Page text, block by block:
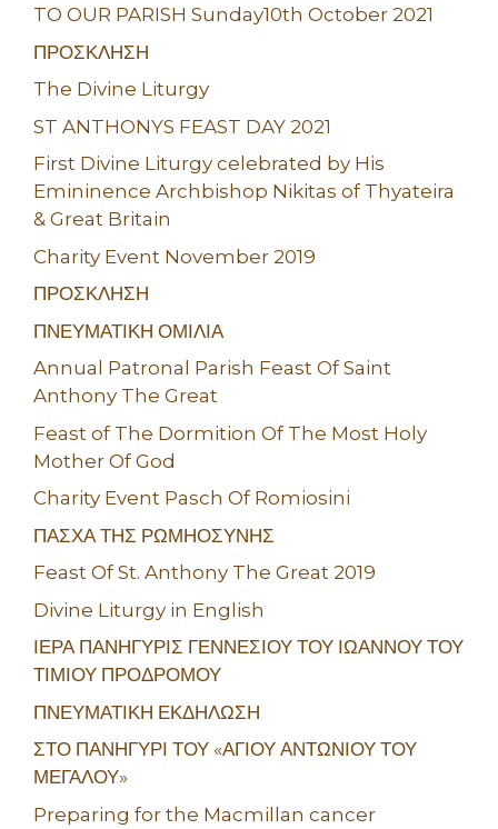
TO OUR PARISH Sunday10th October 2021
ΠΡΟΣΚΛΗΣΗ
The Divine Liturgy
ST ANTHONYS FEAST DAY 2021
First Divine Liturgy celebrated by His
Emininence Archbishop Nikitas of Thyateira
& Great Britain
Charity Event November 2019
ΠΡΟΣΚΛΗΣΗ
ΠΝΕΥΜΑΤΙΚΗ ΟΜΙΛΙΑ
Annual Patronal Parish Feast Of Saint
Anthony The Great
Feast of The Dormition Of The Most Holy
Mother Of God
Charity Event Pasch Of Romiosini
ΠΑΣΧΑ ΤΗΣ ΡΩΜΗΟΣΥΝΗΣ
Feast Of St. Anthony The Great 2019
Divine Liturgy in English
ΙΕΡΑ ΠΑΝΗΓΥΡΙΣ ΓΕΝΝΕΣΙΟΥ ΤΟΥ ΙΩΑΝΝΟΥ ΤΟΥ
ΤΙΜΙΟΥ ΠΡΟΔΡΟΜΟΥ
ΠΝΕΥΜΑΤΙΚΗ ΕΚΔΗΛΩΣΗ
ΣΤΟ ΠΑΝΗΓΥΡΙ ΤΟΥ «ΑΓΙΟΥ ΑΝΤΩΝΙΟΥ ΤΟΥ
ΜΕΓΑΛΟΥ»
Preparing for the Macmillan cancer